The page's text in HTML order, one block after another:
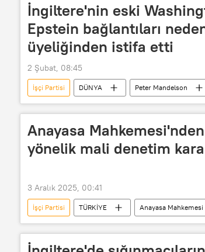
İngiltere'nin eski
Epstein bağlantıları
üyeliğinden istifa etti
2 Şubat, 08:45
İşçi Partisi DÜNYA Peter Mandelson
Anayasa
yönelik mali denetim
3 Aralık 2025, 00:41
İşçi Partisi TÜRKİYE Anayasa